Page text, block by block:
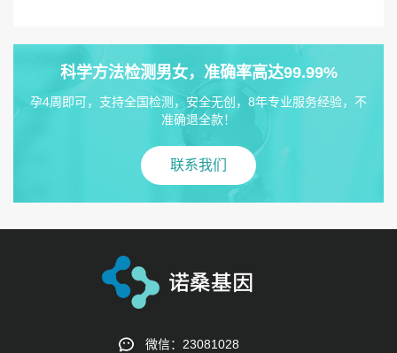
科学方法检测男女，准确率高达99.99%
孕4周即可，支持全国检测，安全无创，8年专业服务经验，不
准确退全款！
联系我们
微信：23081028